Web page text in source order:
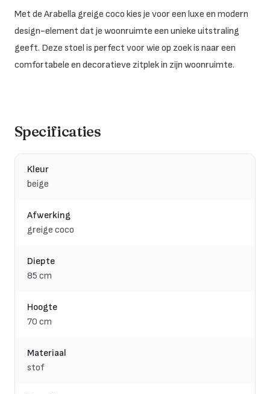
Met de Arabella greige coco kies je voor een luxe en modern
design-element dat je woonruimte een unieke uitstraling
geeft. Deze stoel is perfect voor wie op zoek is naar een
comfortabele en decoratieve zitplek in zijn woonruimte.
Specificaties
Kleur
beige
Afwerking
greige coco
Diepte
85 cm
Hoogte
70 cm
Materiaal
stof